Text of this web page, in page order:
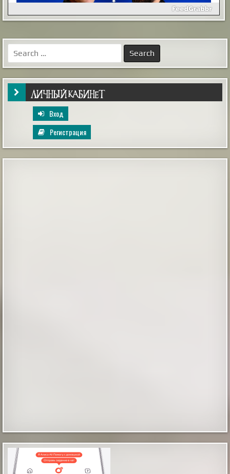
Гость с кладбища
Этот случай произошел в ночь на 2 января 2010
года. Мы, будучи студентами, большой толпой
дальнем Подмосковье. Отмечали весело и громко,
так как зимой на дачи никто не ездил, и в поселке
мы были одни. Вдоволь натанцевавшись и
напускавшись салютов накануне, 1 января мы
вылезли из дома только к веч...
screepdveri.ru | 20th Aug 2025
Search
for:
ЛИЧНЫЙ КАБИНЕТ
Вход
Регистрация